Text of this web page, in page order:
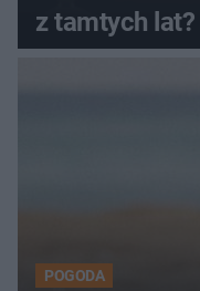
z tamtych lat?
POGODA